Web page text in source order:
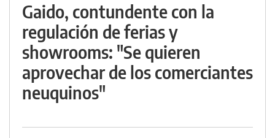
Gaido, contundente con la
regulación de ferias y
showrooms: "Se quieren
aprovechar de los comerciantes
neuquinos"